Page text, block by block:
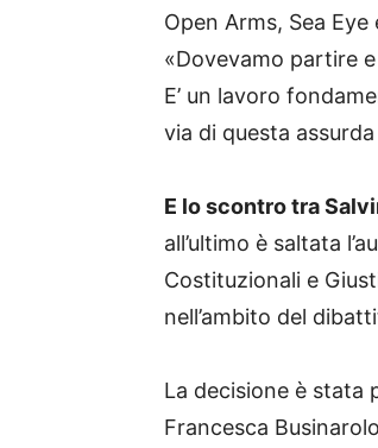
Open Arms, Sea
«Dovevamo partire
E’ un lavoro
via di questa
E lo scontro tra
all’ultimo è saltata
Costituzionali e
nell’ambito del
La decisione è stata
Francesca